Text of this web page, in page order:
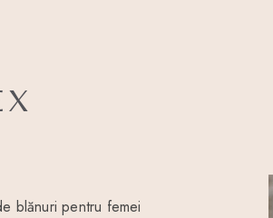
blănuri pentru femei